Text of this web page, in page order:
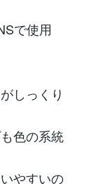
で使用
しっくり
色の系統
やすいの